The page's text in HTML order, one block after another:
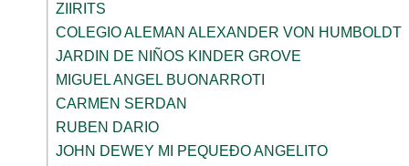
ZIIRITS
COLEGIO ALEMAN ALEXANDER VON HUMBOLDT
JARDIN DE NIÑOS KINDER GROVE
MIGUEL ANGEL BUONARROTI
CARMEN SERDAN
RUBEN DARIO
JOHN DEWEY MI PEQUEÐO ANGELITO